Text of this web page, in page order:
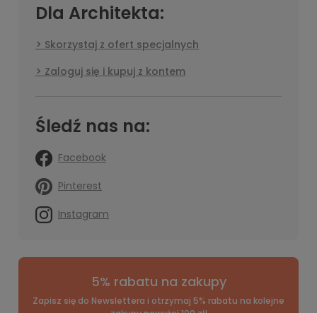
Dla Architekta:
Skorzystaj z ofert specjalnych
Zaloguj się i kupuj z kontem
Śledź nas na:
Facebook
Pinterest
Instagram
5% rabatu na zakupy
Zapisz się do Newslettera i otrzymaj 5% rabatu na kolejne